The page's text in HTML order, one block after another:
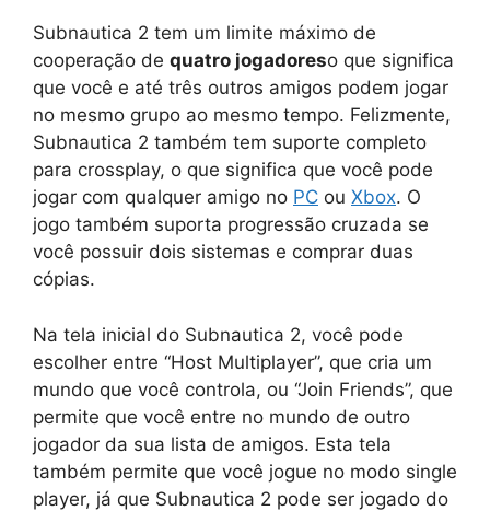
Subnautica 2 tem um limite máximo de
cooperação de quatro jogadoreso que significa
que você e até três outros amigos podem jogar
no mesmo grupo ao mesmo tempo. Felizmente,
Subnautica 2 também tem suporte completo
para crossplay, o que significa que você pode
jogar com qualquer amigo no PC ou Xbox. O
jogo também suporta progressão cruzada se
você possuir dois sistemas e comprar duas
cópias.
Na tela inicial do Subnautica 2, você pode
escolher entre “Host Multiplayer”, que cria um
mundo que você controla, ou “Join Friends”, que
permite que você entre no mundo de outro
jogador da sua lista de amigos. Esta tela
também permite que você jogue no modo single
player, já que Subnautica 2 pode ser jogado do